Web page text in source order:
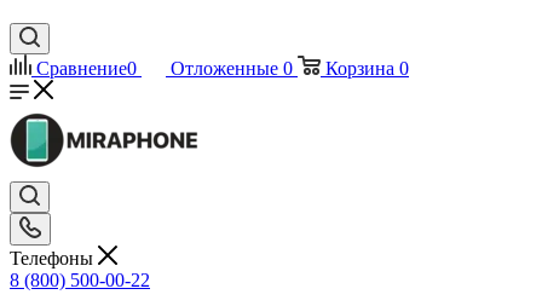
Сравнение0 Отложенные 0 Корзина 0
Телефоны
8 (800) 500-00-22